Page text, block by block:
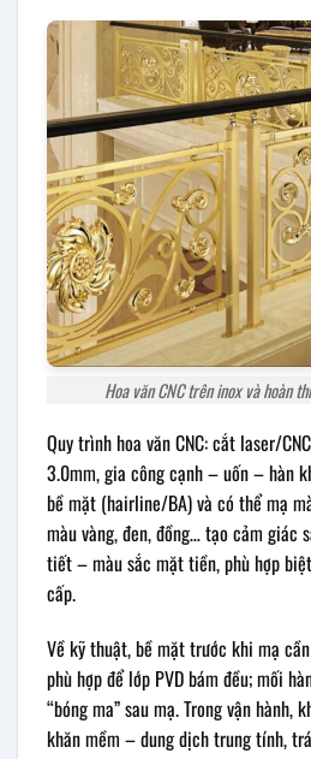
Hoa văn CNC trên inox và hoàn
Quy trình hoa văn CNC: cắt laser/
3.0mm, gia công cạnh – uốn – hàn
bề mặt (hairline/BA) và có thể mạ
màu vàng, đen, đồng… tạo cảm giác
tiết – màu sắc mặt tiền, phù hợp
cấp.
Về kỹ thuật, bề mặt trước khi mạ
phù hợp để lớp PVD bám đều; mối
“bóng ma” sau mạ. Trong vận hành,
khăn mềm – dung dịch trung tính,